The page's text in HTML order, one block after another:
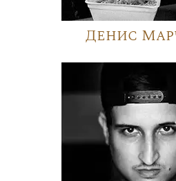
Денис